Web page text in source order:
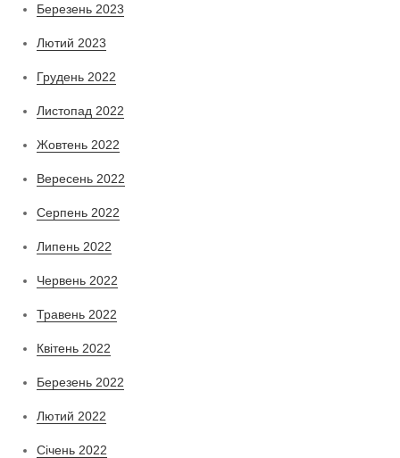
Березень 2023
Лютий 2023
Грудень 2022
Листопад 2022
Жовтень 2022
Вересень 2022
Серпень 2022
Липень 2022
Червень 2022
Травень 2022
Квітень 2022
Березень 2022
Лютий 2022
Січень 2022